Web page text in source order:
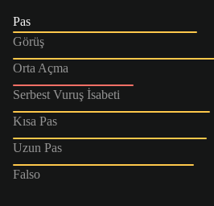
Pas
Görüş
Orta Açma
Serbest Vuruş İsabeti
Kısa Pas
Uzun Pas
Falso